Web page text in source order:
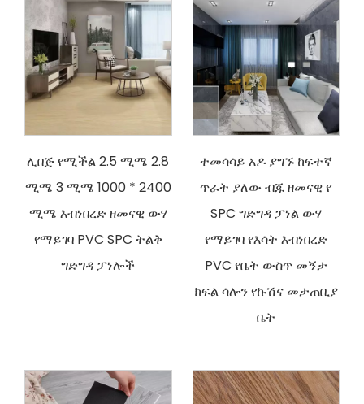
ሊበጅ የሚችል 2.5 ሚሜ 2.8
ሚሜ 3 ሚሜ 1000 * 2400
ሚሜ እብነበረድ ዘመናዊ ውሃ
የማይገባ PVC SPC ትልቅ
ግድግዳ ፓነሎች
ተመሳሳይ አዶ ያግኙ ከፍተኛ
ጥራት ያለው ብጁ ዘመናዊ የ
SPC ግድግዳ ፓነል ውሃ
የማይገባ የእሳት እብነበረድ
PVC የቤት ውስጥ መኝታ
ክፍል ሳሎን የኩሽና መታጠቢያ
ቤት